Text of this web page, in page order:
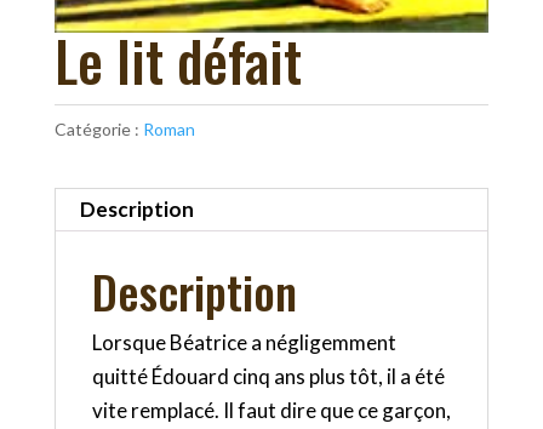
Le lit défait
Catégorie : Roman
Description
Description
Lorsque Béatrice a négligemment
quitté Édouard cinq ans plus tôt, il a été
vite remplacé. Il faut dire que ce garçon,